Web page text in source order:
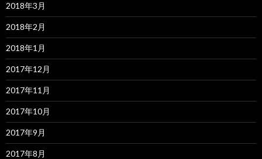
2018年3月
2018年2月
2018年1月
2017年12月
2017年11月
2017年10月
2017年9月
2017年8月